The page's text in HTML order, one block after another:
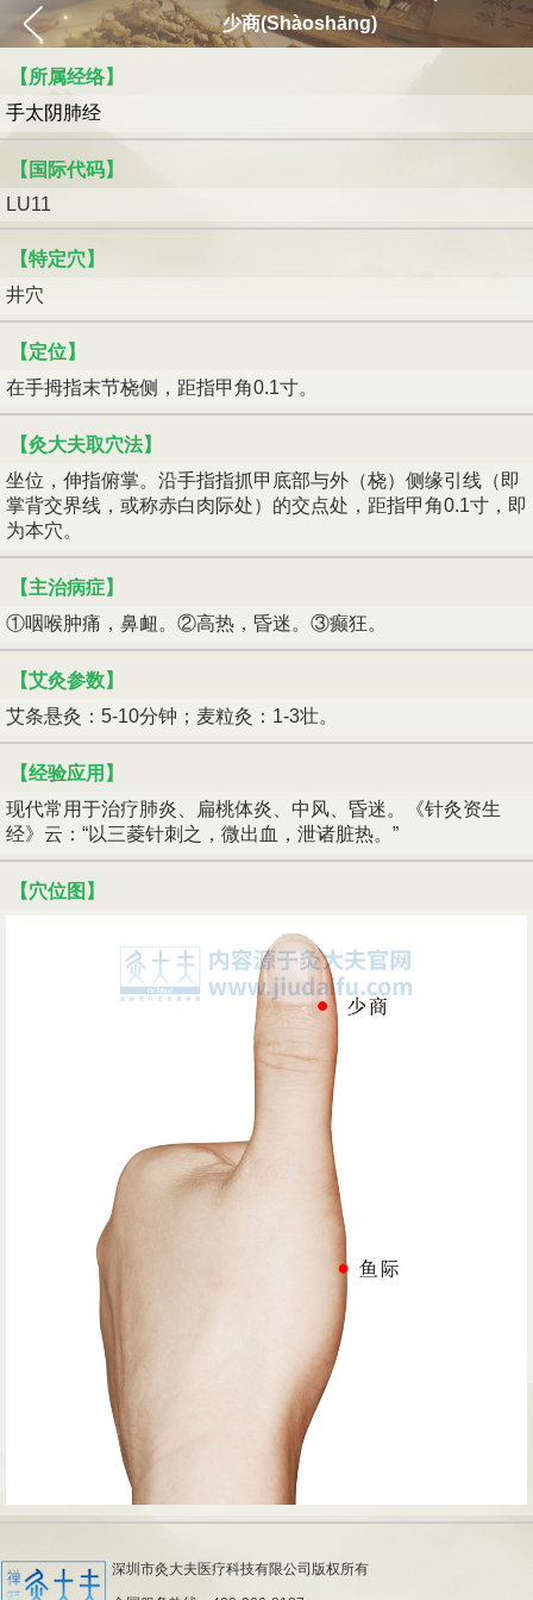
少商(Shàoshāng)
【所属经络】
手太阴肺经
【国际代码】
LU11
【特定穴】
井穴
【定位】
在手拇指末节桡侧，距指甲角0.1寸。
【灸大夫取穴法】
坐位，伸指俯掌。沿手指指抓甲底部与外（桡）侧缘引线（即
掌背交界线，或称赤白肉际处）的交点处，距指甲角0.1寸，即
为本穴。
【主治病症】
①咽喉肿痛，鼻衄。②高热，昏迷。③癫狂。
【艾灸参数】
艾条悬灸：5-10分钟；麦粒灸：1-3壮。
【经验应用】
现代常用于治疗肺炎、扁桃体炎、中风、昏迷。《针灸资生
经》云：“以三菱针刺之，微出血，泄诸脏热。”
【穴位图】
深圳市灸大夫医疗科技有限公司版权所有